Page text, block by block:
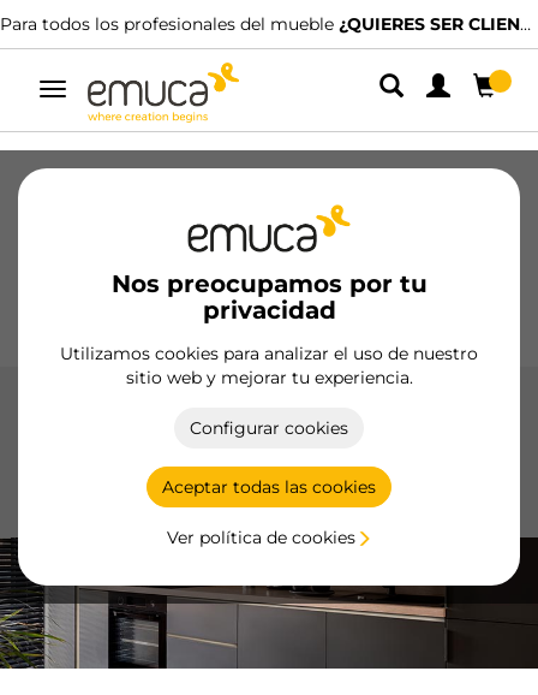
Para todos los profesionales del mueble ¿QUIERES SER CLIENTE?
Alternar
navegación
Nos preocupamos por tu
privacidad
Utilizamos cookies para analizar el uso de nuestro
sitio web y mejorar tu experiencia.
Configurar cookies
Aceptar todas las cookies
Ver política de cookies
Bisagras
Cocina Montaje
Bases Expositores
Perfil Gola curvo horizontal
solución elegante y funcional para cocinas, con un diseño
minimalista y materiales de alta calidad.